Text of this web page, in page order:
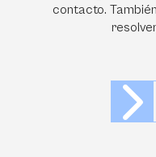
contacto.